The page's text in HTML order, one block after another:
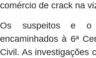
comércio de crack na
Os suspeitos e o
encaminhados à 6ª
Civil. As investigações